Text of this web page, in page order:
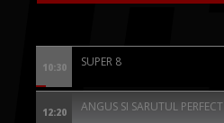
10:30 SUPER 8
12:20 ANGUS SI SARUTUL PERFECT